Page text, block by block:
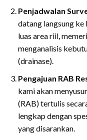
Penjadwalan
datang langsung
luas area riil,
menganalisis
(drainase).
Pengajuan RAB
kami akan
(RAB) tertulis
lengkap dengan
yang disarankan.